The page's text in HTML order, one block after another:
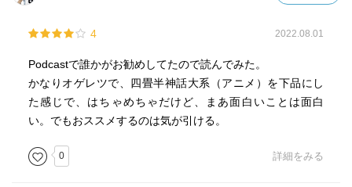
4 2022.08.01
Podcastで誰かがお勧めしてたので読んでみた。
かなりオゲレツで、四畳半神話大系（アニメ）を下品にし
た感じで、はちゃめちゃだけど、まあ面白いことは面白
い。でもおススメするのは気が引ける。
0 詳細をみる